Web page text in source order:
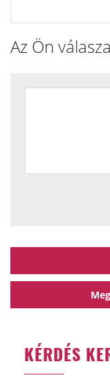
Az Ön válasza
KÉRDÉS